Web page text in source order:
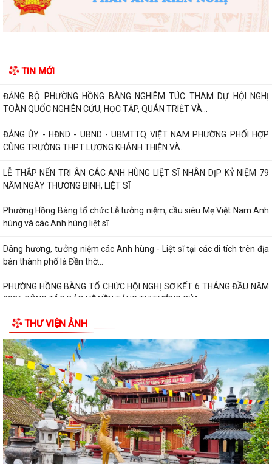
TIN MỚI
ĐẢNG BỘ PHƯỜNG HỒNG BÀNG NGHIÊM TÚC THAM DỰ HỘI NGHỊ
TOÀN QUỐC NGHIÊN CỨU, HỌC TẬP, QUÁN TRIỆT VÀ...
CÙNG TRƯỜNG THPT LƯƠNG KHÁNH THIỆN VÀ...
LỄ THẮP NẾN TRI ÂN CÁC ANH HÙNG LIỆT SĨ NHÂN DỊP KỶ NIỆM 79
NĂM NGÀY THƯƠNG BINH, LIỆT SĨ
Phường Hồng Bàng tổ chức Lễ tưởng niệm, cầu siêu Mẹ Việt Nam Anh
hùng và các Anh hùng liệt sĩ
Dâng hương, tưởng niệm các Anh hùng - Liệt sĩ tại các di tích trên địa
bàn thành phố là Đền thờ...
PHƯỜNG HỒNG BÀNG TỔ CHỨC HỘI NGHỊ SƠ KẾT 6 THÁNG ĐẦU NĂM
2026 CÔNG TÁC BẢO VỆ NỀN TẢNG TƯ TƯỞNG CỦA...
Hội Cựu CAND phường Hồng Bàng đi thăm, tặng quà các gia đình
thương binh, thân nhân liệt sỹ CAND
Phường Hồng Bàng phát huy vai trò, nâng cao hiệu lực, hiệu quả hoạt
động của bộ máy chính quyền cơ...
TUỔI TRẺ PHƯỜNG HỒNG BÀNG TỔ CHỨC CHƯƠNG TRÌNH NÓI
CHUYỆN TRUYỀN THỐNG NHÂN KỶ NIỆM 79 NĂM NGÀY...
Đồng chí Nguyễn Văn Tuấn, Bí thư Đảng ủy phường Hồng Bàng được
Chủ tịch UBND thành phố tặng Bằng...
Đoàn lãnh đạo Đảng uỷ - HĐND - UBND - UBMTQ Việt Nam phường
Hồng Bàng thăm và tặng quà các gia đình...
PHƯỜNG HỒNG BÀNG PHỐI HỢP VỚI CÁC ĐƠN VỊ, DOANH NGHIỆP VÀ
CÁC NHÀ HẢO TÂM TỔ CHỨC TẶNG QUÀ TRI ÂN...
THƯ VIỆN ẢNH